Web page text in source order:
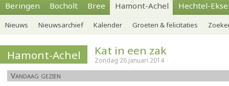
Beringen Bocholt Bree Hamont-Achel Hechtel-
Nieuws Nieuwsarchief Kalender Groeten & felicitaties
Hamont-Achel Kat in een zak
Zondag 26 januari 2014
Vandaag gezien